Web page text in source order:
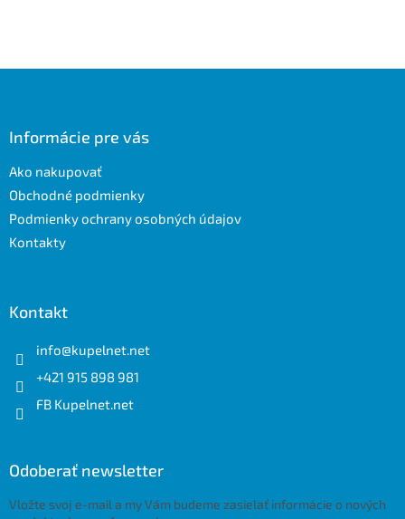
Informácie pre vás
Ako nakupovať
Obchodné podmienky
Podmienky ochrany osobných údajov
Kontakty
Kontakt
info@kupelnet.net
+421 915 898 981
FB Kupelnet.net
Odoberať newsletter
Vložte svoj e-mail a my Vám budeme zasielať informácie o nových